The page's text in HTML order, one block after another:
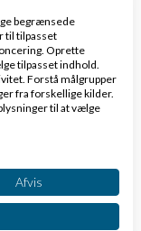
kl. 19:43
begrænsede
til tilpasset
Oprette
tilpasset indhold.
Forstå målgrupper
fra forskellige kilder.
til at vælge
Afvis